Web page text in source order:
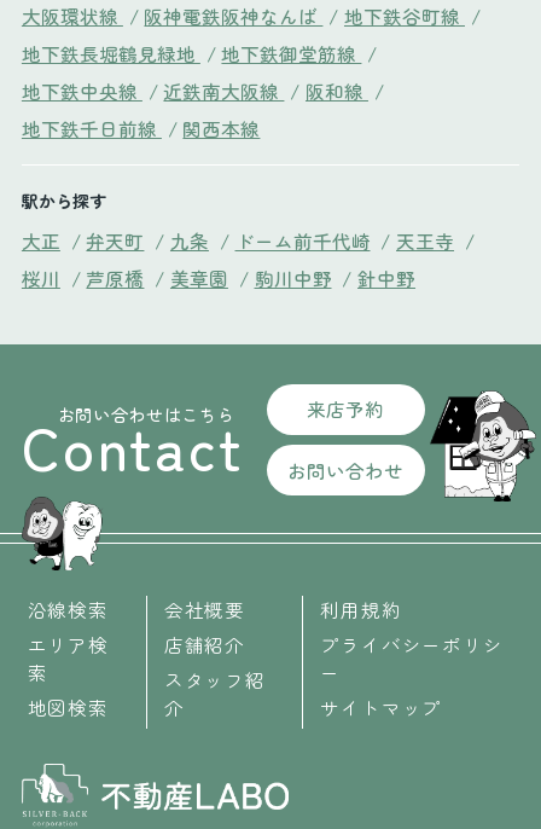
大阪環状線 / 阪神電鉄阪神なんば / 地下鉄谷町線 /
地下鉄長堀鶴見緑地 / 地下鉄御堂筋線 /
地下鉄中央線 / 近鉄南大阪線 / 阪和線 /
地下鉄千日前線 / 関西本線
駅から探す
大正 / 弁天町 / 九条 / ドーム前千代崎 / 天王寺 /
桜川 / 芦原橋 / 美章園 / 駒川中野 / 針中野
お問い合わせはこちら
Contact 来店予約
お問い合わせ
沿線検索
エリア検
索
地図検索
会社概要
店舗紹介
スタッフ紹
介
利用規約
プライバシーポリシ
ー
サイトマップ